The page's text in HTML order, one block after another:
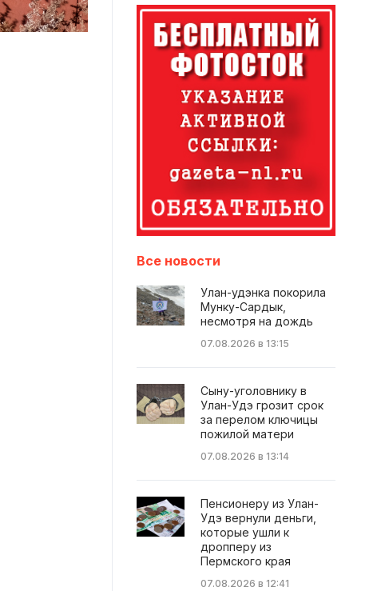
Все новости
Улан-удэнка покорила
Мунку-Сардык,
несмотря на дождь
07.08.2026 в 13:15
Сыну-уголовнику в
Улан-Удэ грозит срок
за перелом ключицы
пожилой матери
07.08.2026 в 13:14
Пенсионеру из Улан-
Удэ вернули деньги,
которые ушли к
дропперу из
Пермского края
07.08.2026 в 12:41